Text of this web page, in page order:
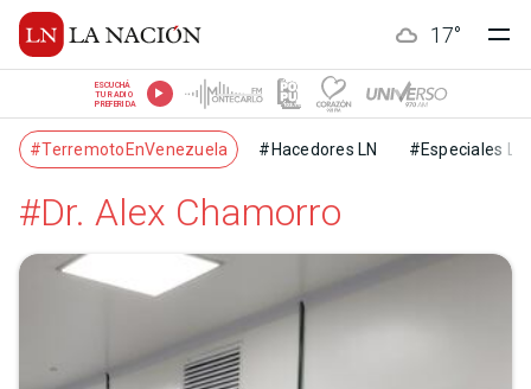
17°
ESCUCHÁ
TU RADIO
PREFERIDA
#TerremotoEnVenezuela #Hacedores LN #Especiales LN
#Dr. Alex Chamorro